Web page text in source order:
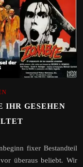
IHR GESEHEN
fixer Bestandteil
überaus beliebt. Wir